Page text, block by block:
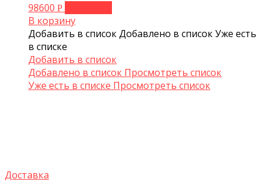
98600 Р
В корзину
Добавить в списокДобавлено в списокУже есть
в списке
Добавить в список
Добавлено в список Просмотреть список
Уже есть в списке Просмотреть список
Доставка